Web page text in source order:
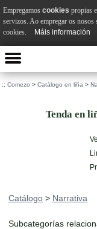
:: Comezo > Catálogo en liña >
Tenda en
Catálogo > Narrativa
Subcategorías
Empregamos cookies propias
servizos. Ao empregar os nosos
cookies.
Máis información